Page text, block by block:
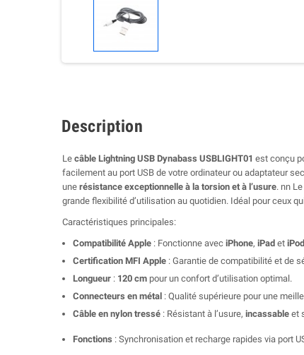
Description
Le câble Lightning USB Dynabass USBLIGHT01 est conçu
facilement au port USB de votre ordinateur ou adaptateur
une résistance exceptionnelle à la torsion et à l’usure. nn Le
grande flexibilité d’utilisation au quotidien. Idéal pour ceux
Caractéristiques principales:
Compatibilité Apple : Fonctionne avec iPhone, iPad et iPod
Certification MFI Apple : Garantie de compatibilité et de
Longueur : 120 cm pour un confort d’utilisation optimal.
Connecteurs en métal : Qualité supérieure pour une
Câble en nylon tressé : Résistant à l’usure, incassable et
Fonctions : Synchronisation et recharge rapides via port